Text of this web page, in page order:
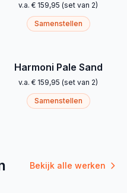
v.a. € 159,95 (set van 2)
Samenstellen
Harmoni Pale Sand
v.a. € 159,95 (set van 2)
Samenstellen
Bekijk alle werken